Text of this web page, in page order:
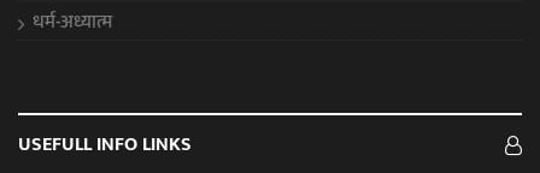
धर्म-अध्यात्म
USEFULL INFO LINKS